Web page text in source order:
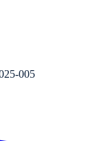
005